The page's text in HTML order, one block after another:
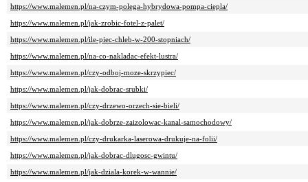
https://www.malemen.pl/na-czym-polega-hybrydowa-pompa-ciepla/
https://www.malemen.pl/jak-zrobic-fotel-z-palet/
https://www.malemen.pl/ile-piec-chleb-w-200-stopniach/
https://www.malemen.pl/na-co-nakladac-efekt-lustra/
https://www.malemen.pl/czy-odboj-moze-skrzypiec/
https://www.malemen.pl/jak-dobrac-srubki/
https://www.malemen.pl/czy-drzewo-orzech-sie-bieli/
https://www.malemen.pl/jak-dobrze-zaizolowac-kanal-samochodowy/
https://www.malemen.pl/czy-drukarka-laserowa-drukuje-na-folii/
https://www.malemen.pl/jak-dobrac-dlugosc-gwintu/
https://www.malemen.pl/jak-dziala-korek-w-wannie/